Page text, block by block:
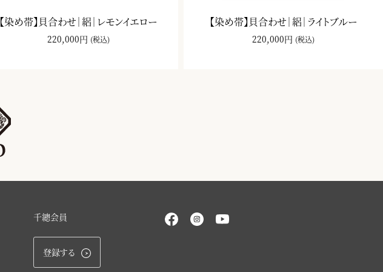
【染め帯】貝合わせ｜絽｜レモンイエロー
220,000円 (税込)
【染め帯】貝合わせ｜絽｜ライトブルー
220,000円 (税込)
千總会員
登録する